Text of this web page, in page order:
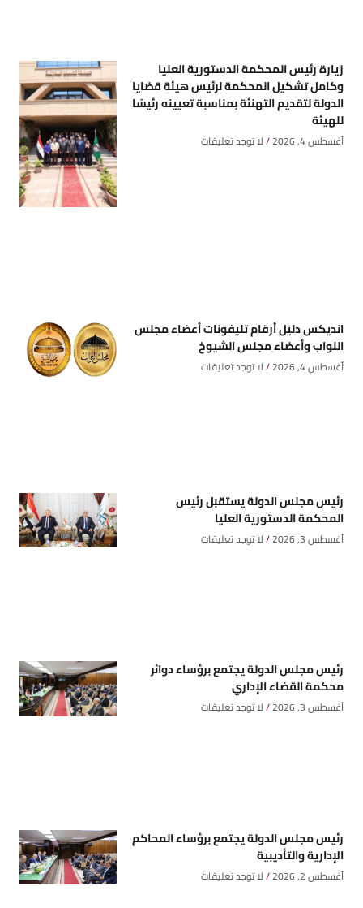
زيارة رئيس المحكمة الدستورية العليا
وكامل تشكيل المحكمة لرئيس هيئة قضايا
الدولة لتقديم التهنئة بمناسبة تعيينه رئيسًا
للهيئة
أغسطس 4, 2026 لا توجد تعليقات
انديكس دليل أرقام تليفونات أعضاء مجلس
النواب وأعضاء مجلس الشيوخ
أغسطس 4, 2026 لا توجد تعليقات
رئيس مجلس الدولة يستقبل رئيس
المحكمة الدستورية العليا
أغسطس 3, 2026 لا توجد تعليقات
رئيس مجلس الدولة يجتمع برؤساء دوائر
محكمة القضاء الإداري
أغسطس 3, 2026 لا توجد تعليقات
رئيس مجلس الدولة يجتمع برؤساء المحاكم
الإدارية والتأديبية
أغسطس 2, 2026 لا توجد تعليقات